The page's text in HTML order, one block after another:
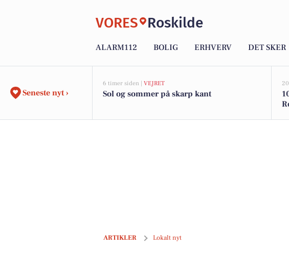
VORES Roskilde
ALARM112 BOLIG ERHVERV DET SKER
Seneste nyt ›
6 timer siden | VEJRET
Sol og sommer på skarp kant
ARTIKLER Lokalt nyt
50.000 deltagere til DM i Skills i Roskilde